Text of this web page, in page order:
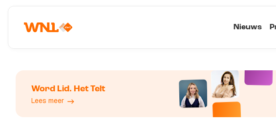
Nieuws
Word Lid. Het Telt
Lees meer